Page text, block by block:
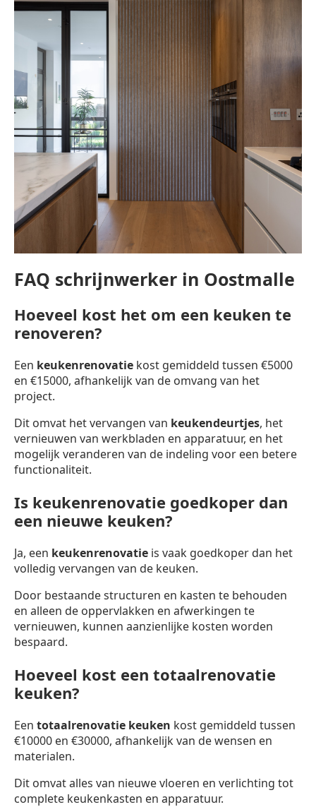
FAQ schrijnwerker in Oostmalle
Hoeveel kost het om een keuken te
renoveren?
Een keukenrenovatie kost gemiddeld tussen €5000
en €15000, afhankelijk van de omvang van het
project.
Dit omvat het vervangen van keukendeurtjes, het
vernieuwen van werkbladen en apparatuur, en het
mogelijk veranderen van de indeling voor een betere
functionaliteit.
Is keukenrenovatie goedkoper dan
een nieuwe keuken?
Ja, een keukenrenovatie is vaak goedkoper dan het
volledig vervangen van de keuken.
Door bestaande structuren en kasten te behouden
en alleen de oppervlakken en afwerkingen te
vernieuwen, kunnen aanzienlijke kosten worden
bespaard.
Hoeveel kost een totaalrenovatie
keuken?
Een totaalrenovatie keuken kost gemiddeld tussen
€10000 en €30000, afhankelijk van de wensen en
materialen.
Dit omvat alles van nieuwe vloeren en verlichting tot
complete keukenkasten en apparatuur.